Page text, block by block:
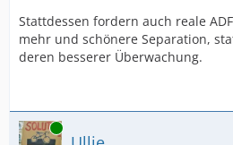
Stattdessen fordern auch reale
mehr und schönere Separation,
deren besserer Überwachung.
Online